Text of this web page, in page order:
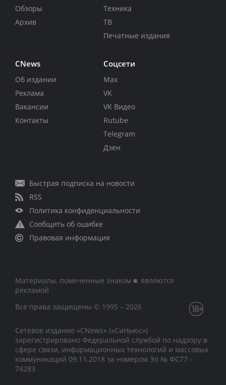
Обзоры
Архив
Техника
ТВ
Печатные издания
CNews
Об издании
Реклама
Вакансии
Контакты
Соцсети
Max
VK
VK Видео
Rutube
Telegram
Дзен
Быстрая подписка на новости
RSS
Политика конфиденциальности
Сообщить об ошибке
Правовая информация
Материалы, помеченные знаком ■, являются
рекламой
Все права защищены © 1995 – 2026
Сетевое издание «CNews» («СиНьюс»)
зарегистрировано Федеральной службой по надзору в
сфере связи, информационных технологий и массовых
коммуникаций 09.11.2018 за номером Эл № ФС77 –
74283